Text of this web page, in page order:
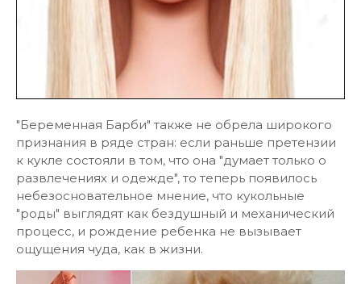
"Беременная Барби" также не обрела широкого
признания в ряде стран: если раньше претензии
к кукле состояли в том, что она "думает только о
развлечениях и одежде", то теперь появилось
небезосновательное мнение, что кукольные
"роды" выглядят как бездушный и механический
процесс, и рождение ребенка не вызывает
ощущения чуда, как в жизни.